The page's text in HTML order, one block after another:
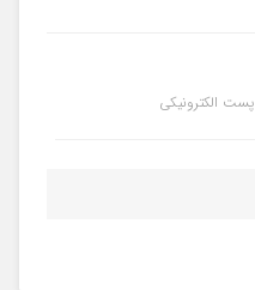
پست الکترونیکی